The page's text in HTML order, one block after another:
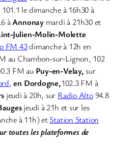
101.1 le dimanche à 16h30 à
àAnnonay mardi à 21h30 et
Julien-Molin-Molette
FM 43dimanche à 12h en
au Chambon-sur-Lignon, 102
FM au Puy-en-Velay,sur
en Dordogne,102.3 FM à
jeudi à 20h, sur Radio Alto94.8
jeudi à 21h et sur les
à 11h) etStation Station
toutes les plateformes de